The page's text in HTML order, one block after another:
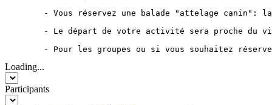
- Vous réservez une balade "attelage canin":
- Le départ de votre activité sera proche du
- Pour les groupes ou si vous souhaitez
Loading...
Participants